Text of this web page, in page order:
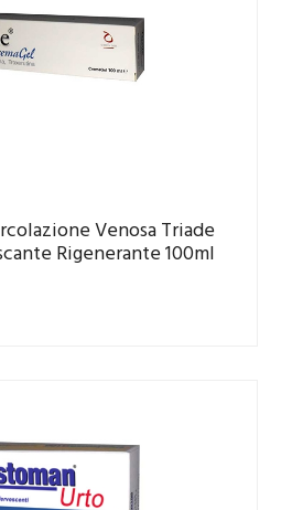
Venosa Triade
Rigenerante 100ml